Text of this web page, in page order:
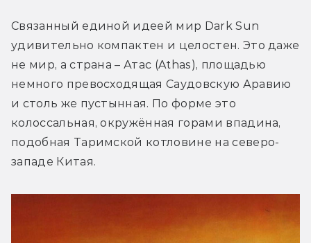
Связанный единой идеей мир Dark Sun
удивительно компактен и целостен. Это даже
не мир, а страна – Атас (Athas), площадью
немного превосходящая Саудовскую Аравию
и столь же пустынная. По форме это
колоссальная, окружённая горами впадина,
подобная Таримской котловине на северо-
западе Китая.